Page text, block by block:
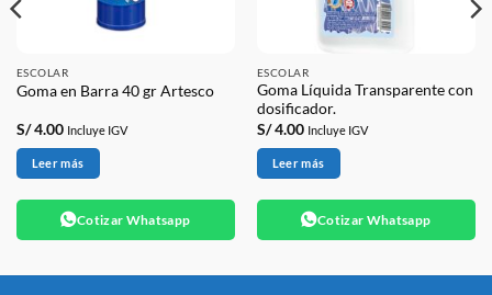
ESCOLAR
Goma en Barra 40 gr Artesco
S/4.00 Incluye IGV
Leer más
Cotizar Whatsapp
ESCOLAR
Goma Líquida Transparente con
dosificador.
S/4.00 Incluye IGV
Leer más
Cotizar Whatsapp